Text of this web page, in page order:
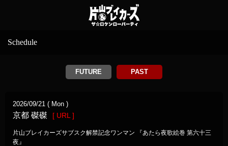
Schedule
FUTURE PAST
2026/09/21 ( Mon )
京都 磔磔 [ URL ]
片山ブレイカーズサブスク解禁記念ワンマン 『あたら夜歌絵巻 第六十三
夜』